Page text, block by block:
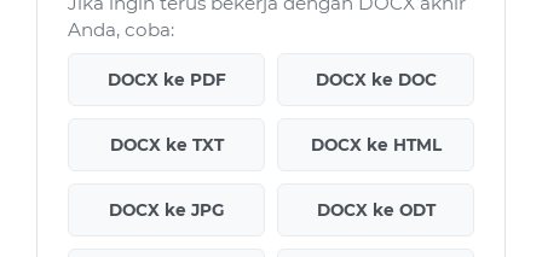
Anda, coba:
DOCX ke PDF DOCX ke DOC
DOCX ke TXT DOCX ke HTML
DOCX ke JPG DOCX ke ODT